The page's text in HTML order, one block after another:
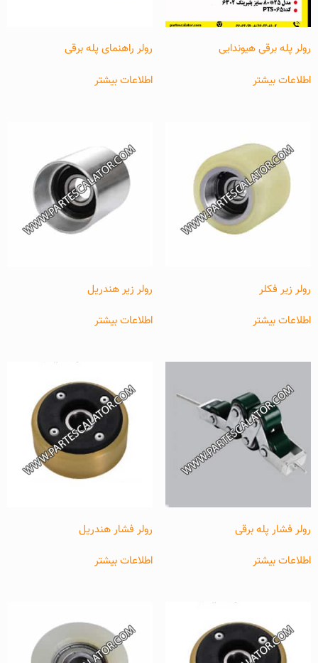
رولر پله برقی هیوندایی
اطلاعات بیشتر
رولر راهنمای پله برقی
اطلاعات بیشتر
رولر زیر فکلر
اطلاعات بیشتر
رولر زیر هندریل
اطلاعات بیشتر
رولر فشار پله برقی
اطلاعات بیشتر
رولر فشار هندریل
اطلاعات بیشتر